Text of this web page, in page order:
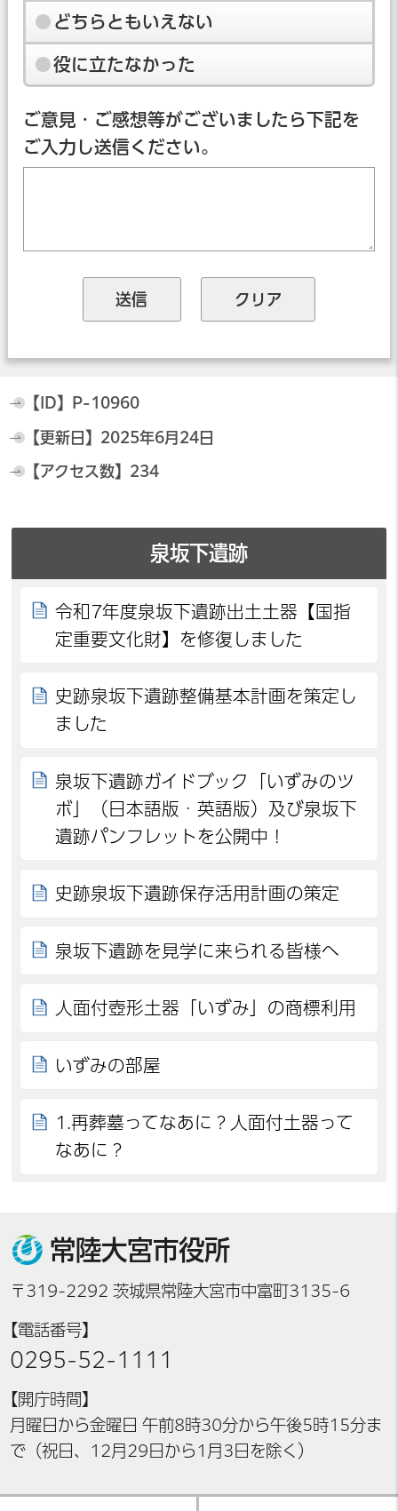
どちらともいえない
役に立たなかった
ご意見・ご感想等がございましたら下記を
ご入力し送信ください。
【ID】 P-10960
【更新日】 2025年6月24日
【アクセス数】 234
泉坂下遺跡
令和7年度泉坂下遺跡出土土器【国指
定重要文化財】を修復しました
史跡泉坂下遺跡整備基本計画を策定し
ました
泉坂下遺跡ガイドブック「いずみのツ
ボ」（日本語版・英語版）及び泉坂下
遺跡パンフレットを公開中！
史跡泉坂下遺跡保存活用計画の策定
泉坂下遺跡を見学に来られる皆様へ
人面付壺形土器「いずみ」の商標利用
いずみの部屋
1.再葬墓ってなあに？人面付土器って
なあに？
常陸大宮市役所
〒319-2292 茨城県常陸大宮市中富町3135-6
【電話番号】
0295-52-1111
【開庁時間】
月曜日から金曜日 午前8時30分から午後5時15分ま
で（祝日、12月29日から1月3日を除く）